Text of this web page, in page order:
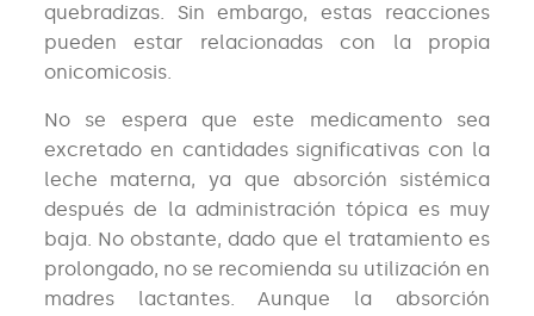
quebradizas. Sin embargo, estas reacciones
pueden estar relacionadas con la propia
onicomicosis.
No se espera que este medicamento sea
excretado en cantidades significativas con la
leche materna, ya que absorción sistémica
después de la administración tópica es muy
baja. No obstante, dado que el tratamiento es
prolongado, no se recomienda su utilización en
madres lactantes. Aunque la absorción